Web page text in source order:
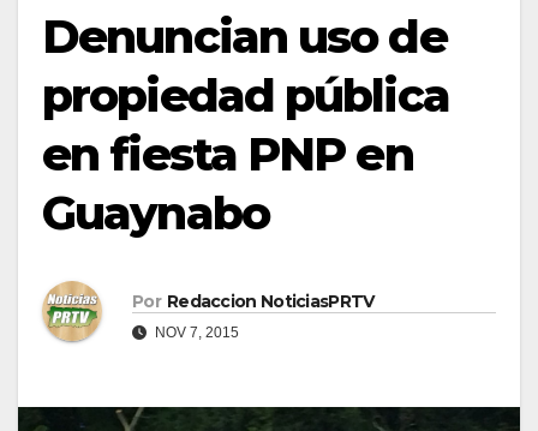
Denuncian uso de
propiedad pública
en fiesta PNP en
Guaynabo
Por Redaccion NoticiasPRTV
NOV 7, 2015